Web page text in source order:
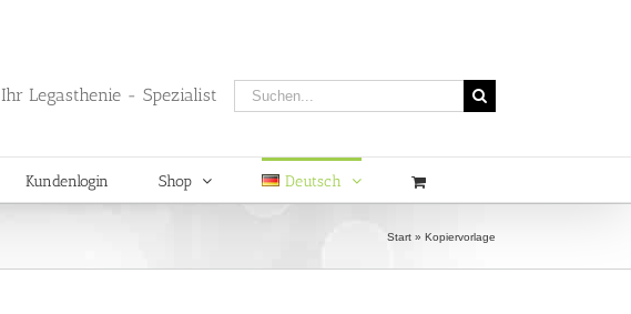
Ihr Legasthenie - Spezialist
Suche
nach:
Kundenlogin Shop Deutsch
Start » Kopiervorlage